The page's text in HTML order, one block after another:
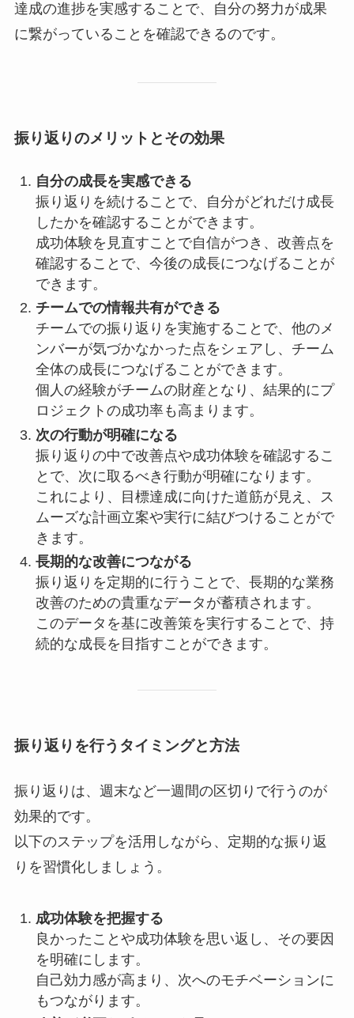
達成の進捗を実感することで、自分の努力が成果
に繋がっていることを確認できるのです。
振り返りのメリットとその効果
自分の成長を実感できる
振り返りを続けることで、自分がどれだけ成長
したかを確認することができます。
成功体験を見直すことで自信がつき、改善点を
確認することで、今後の成長につなげることが
できます。
チームでの情報共有ができる
チームでの振り返りを実施することで、他のメ
ンバーが気づかなかった点をシェアし、チーム
全体の成長につなげることができます。
個人の経験がチームの財産となり、結果的にプ
ロジェクトの成功率も高まります。
次の行動が明確になる
振り返りの中で改善点や成功体験を確認するこ
とで、次に取るべき行動が明確になります。
これにより、目標達成に向けた道筋が見え、ス
ムーズな計画立案や実行に結びつけることがで
きます。
長期的な改善につながる
振り返りを定期的に行うことで、長期的な業務
改善のための貴重なデータが蓄積されます。
このデータを基に改善策を実行することで、持
続的な成長を目指すことができます。
振り返りを行うタイミングと方法
振り返りは、週末など一週間の区切りで行うのが
効果的です。
以下のステップを活用しながら、定期的な振り返
りを習慣化しましょう。
成功体験を把握する
良かったことや成功体験を思い返し、その要因
を明確にします。
自己効力感が高まり、次へのモチベーションに
もつながります。